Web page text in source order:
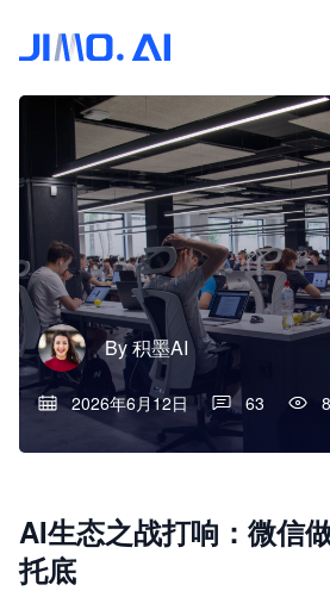
By积墨AI
2026年6月12日 63
AI生态之战打响：微信
托底